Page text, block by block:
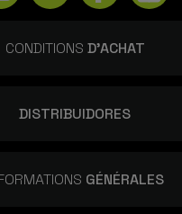
CONDITIONS D'ACHAT
DISTRIBUIDORES
GÉNÉRALES